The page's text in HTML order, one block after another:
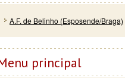
A.F. de Belinho (Esposende/Braga)
principal